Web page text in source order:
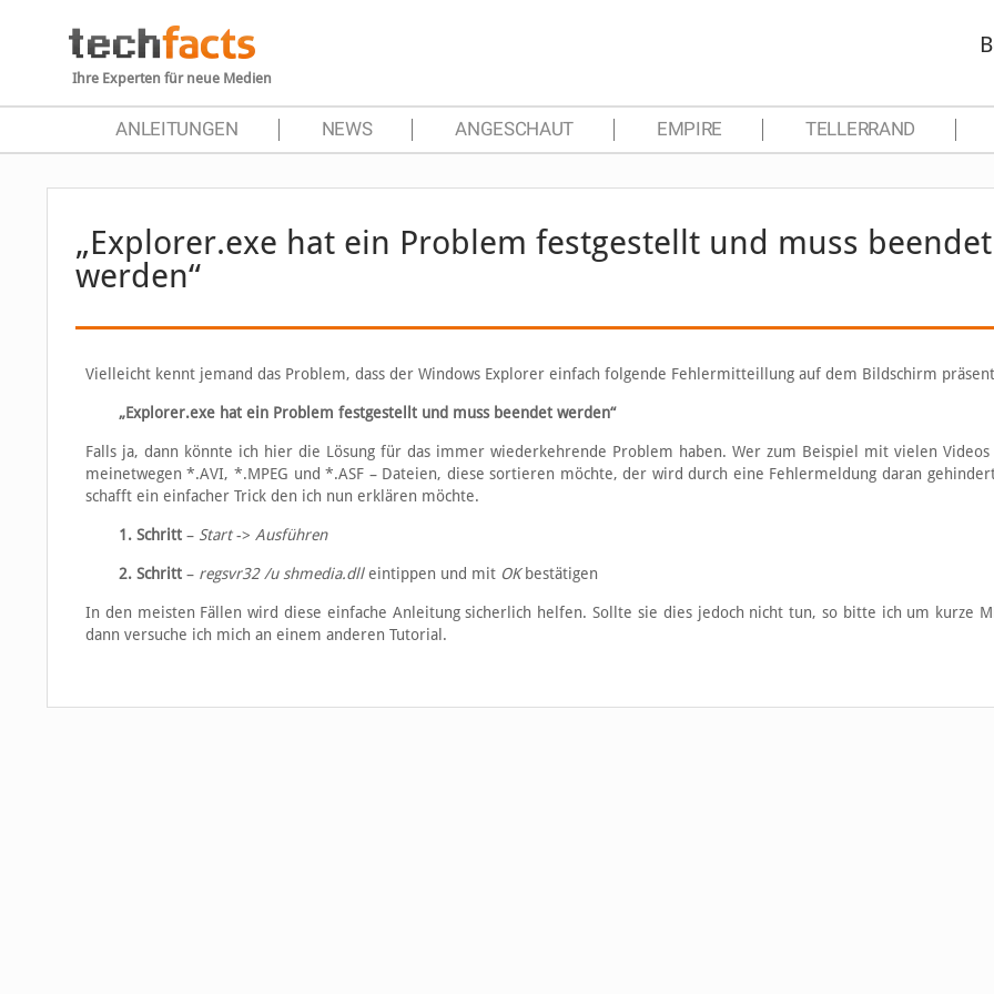
Ihre Experten für neue Medien
ANLEITUNGEN NEWS ANGESCHAUT EMPIRE TELLERRAND
„Explorer.exe hat ein Problem festgestellt und muss beendet
werden“
Vielleicht kennt jemand das Problem, dass der Windows Explorer einfach folgende Fehlermitteillung auf dem Bildschirm
„Explorer.exe hat ein Problem festgestellt und muss beendet werden“
Falls ja, dann könnte ich hier die Lösung für das immer wiederkehrende Problem haben. Wer zum Beispiel mit vielen
meinetwegen *.AVI, *.MPEG und *.ASF – Dateien, diese sortieren möchte, der wird durch eine Fehlermeldung daran
schafft ein einfacher Trick den ich nun erklären möchte.
1. Schritt– Start-> Ausführen
2. Schritt– regsvr32 /u shmedia.dlleintippen und mit OKbestätigen
In den meisten Fällen wird diese einfache Anleitung sicherlich helfen. Sollte sie dies jedoch nicht tun, so bitte ich um kurze
dann versuche ich mich an einem anderen Tutorial.